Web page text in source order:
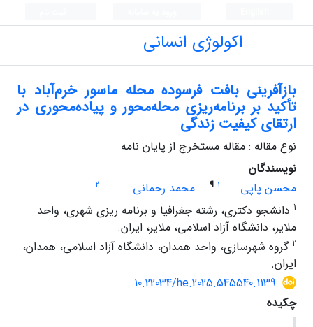
اکولوژی انسانی
بازآفرینی بافت فرسوده محله ماسور خرم‌آباد با
تأکید بر برنامه‌ریزی محله‌محور و پیاده‌محوری در
ارتقای کیفیت زندگی
نوع مقاله : مقاله مستخرج از پایان نامه
نویسندگان
محسن پاپی
1
¶ محمد رحمانی
2
1 دانشجو دکتری، رشته جغرافیا و برنامه ریزی شهری، واحد
ملایر، دانشگاه آزاد اسلامی، ملایر، ایران‌.
2 گروه شهرسازی، واحد همدان، دانشگاه آزاد اسلامی، همدان،
ایران.
10.22034/he.2025.545540.1139
چکیده